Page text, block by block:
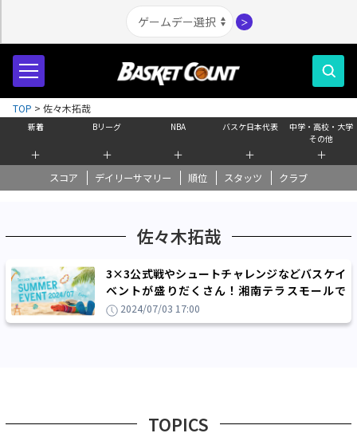
＞
新着
＋
Bリーグ
＋
NBA
＋
バスケ日本代表
＋
中学・高校・大学
その他
＋
スコア デイリーサマリー 順位 スタッツ クラブ
TOP > 佐々木拓哉
佐々木拓哉
3×3公式戦やシュートチャレンジなどバスケイ
ベントが盛りだくさん！湘南テラスモールで
『湘南HOOP FES.2024』が開催!!
2024/07/03 17:00
TOPICS